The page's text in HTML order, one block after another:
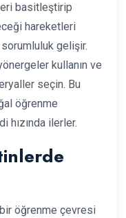
basitleştirip
hareketleri
gelişir.
kullanın ve
seçin. Bu
öğrenme
hızında ilerler.
öğrenme çevresi